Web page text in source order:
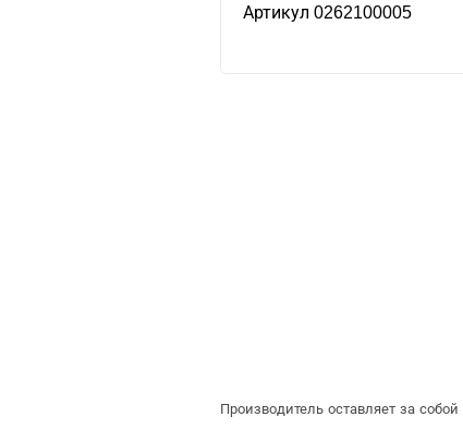
Артикул 0262100005
Производитель оставляет за